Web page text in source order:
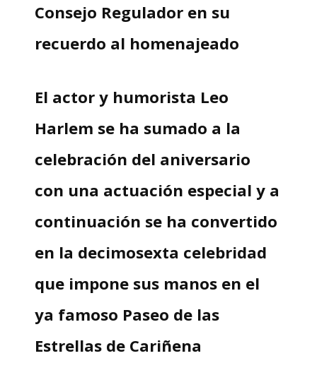
Consejo Regulador en su
recuerdo al homenajeado
El actor y humorista Leo
Harlem se ha sumado a la
celebración del aniversario
con una actuación especial y a
continuación se ha convertido
en la decimosexta celebridad
que impone sus manos en el
ya famoso Paseo de las
Estrellas de Cariñena